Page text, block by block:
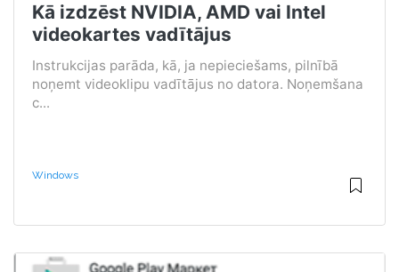
Kā izdzēst NVIDIA, AMD vai Intel
videokartes vadītājus
Instrukcijas parāda, kā, ja nepieciešams, pilnībā
noņemt videoklipu vadītājus no datora. Noņemšana
c...
Windows